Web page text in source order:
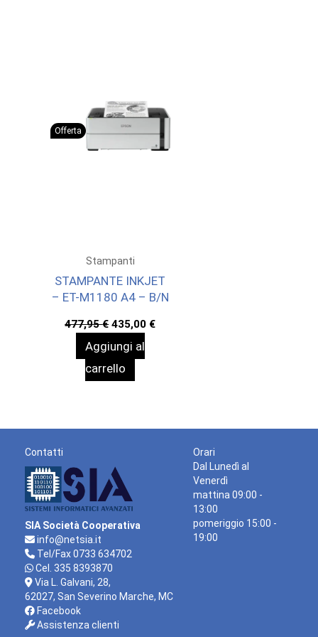
Offerta
Stampanti
STAMPANTE INKJET
– ET-M1180 A4 – B/N
477,95€ Il
prezzo
originale
477,95 €.
435,00 €Il
prezzo
Aggiungi al
carrello
Contatti
SIA Società Cooperativa
info@netsia.it
Tel/Fax 0733 634702
Cel. 335 8393870
Via L. Galvani, 28,
62027, San Severino Marche, MC
Facebook
Assistenza clienti
Orari
Dal Lunedì al
Venerdì
mattina 09:00 -
13:00
pomeriggio 15:00 -
19:00